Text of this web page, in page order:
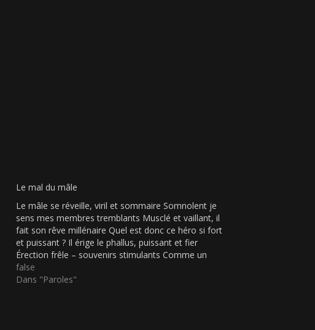
Le mal du mâle
Le mâle se réveille, viril et sommaire Somnolent je
sens mes membres tremblants Musclé et vaillant, il
fait son rêve millénaire Quel est donc ce héro si fort
et puissant ? Il érige le phallus, puissant et fier
Érection frêle – souvenirs stimulants Comme un
porte-drapeau, un paratonnerre Elle tremble
comme…
false
Dans "Paroles"